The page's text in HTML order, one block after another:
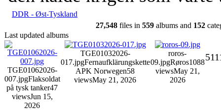
DDR - Øst-Tyskland
27,548 files in559 albums and 152
Last updated albums
TGE01062026-
007.jpgFlaksoldat
på tysk tanker47
viewsJun 15,
2026
TGE01032026-
017.jpgFernaufklärungskette
APK Norwegen58
viewsMay 21, 2026
roros-
09.jpgRøros1088
viewsMay 21,
2026